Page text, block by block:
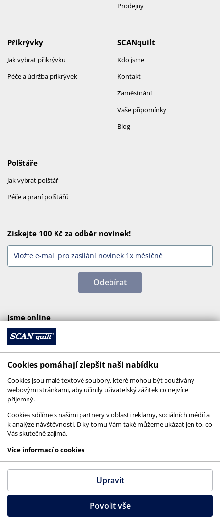
Prodejny
SCANquilt
Kdo jsme
Kontakt
Zaměstnání
Vaše připomínky
Blog
Přikrývky
Jak vybrat přikrývku
Péče a údržba přikrývek
Polštáře
Jak vybrat polštář
Péče a praní polštářů
Získejte 100 Kč za odběr novinek!
Odebírat
Jsme online
© 2026 SCANquilt - všechna práva vyhrazena
This site is protected by reCAPTCHA and the
GooglePrivacy PolicyandTerms of Serviceapply.
Cookies pomáhají zlepšit naši nabídku
Cookies jsou malé textové soubory, které mohou být používány
webovými stránkami, aby učinily uživatelský zážitek co nejvíce
příjemný.
Cookies sdílíme s našimi partnery v oblasti reklamy, sociálních médií a
k analýze návštěvnosti. Díky tomu Vám také můžeme ukázat jen to, co
Vás skutečně zajímá.
Více informací o cookies
Upravit
Povolit vše